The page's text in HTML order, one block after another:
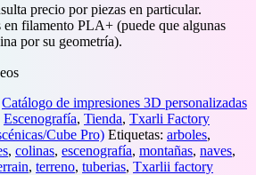
precio por piezas en particular.
en filamento PLA+ (puede que algunas
por su geometría).
Catálogo de impresiones 3D personalizadas
Escenografía, Tienda, Txarli Factory
Cube Pro) Etiquetas: arboles,
, colinas, escenografía, montañas, naves,
, terreno, tuberias, Txarlii factory